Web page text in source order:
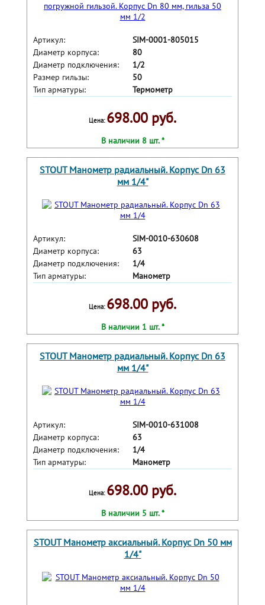
Артикул:
SIM-0001-805015
Диаметр корпуса:
80
Диаметр подключения:
1/2
Размер гильзы:
50
Тип арматуры:
Термометр
Цена: 698.00 руб.
В наличии 8 шт. *
STOUT Манометр радиальный. Корпус Dn 63
мм 1/4"
Артикул:
SIM-0010-630608
Диаметр корпуса:
63
Диаметр подключения:
1/4
Тип арматуры:
Манометр
Цена: 698.00 руб.
В наличии 1 шт. *
STOUT Манометр радиальный. Корпус Dn 63
мм 1/4"
Артикул:
SIM-0010-631008
Диаметр корпуса:
63
Диаметр подключения:
1/4
Тип арматуры:
Манометр
Цена: 698.00 руб.
В наличии 5 шт. *
STOUT Манометр аксиальный. Корпус Dn 50 мм
1/4"